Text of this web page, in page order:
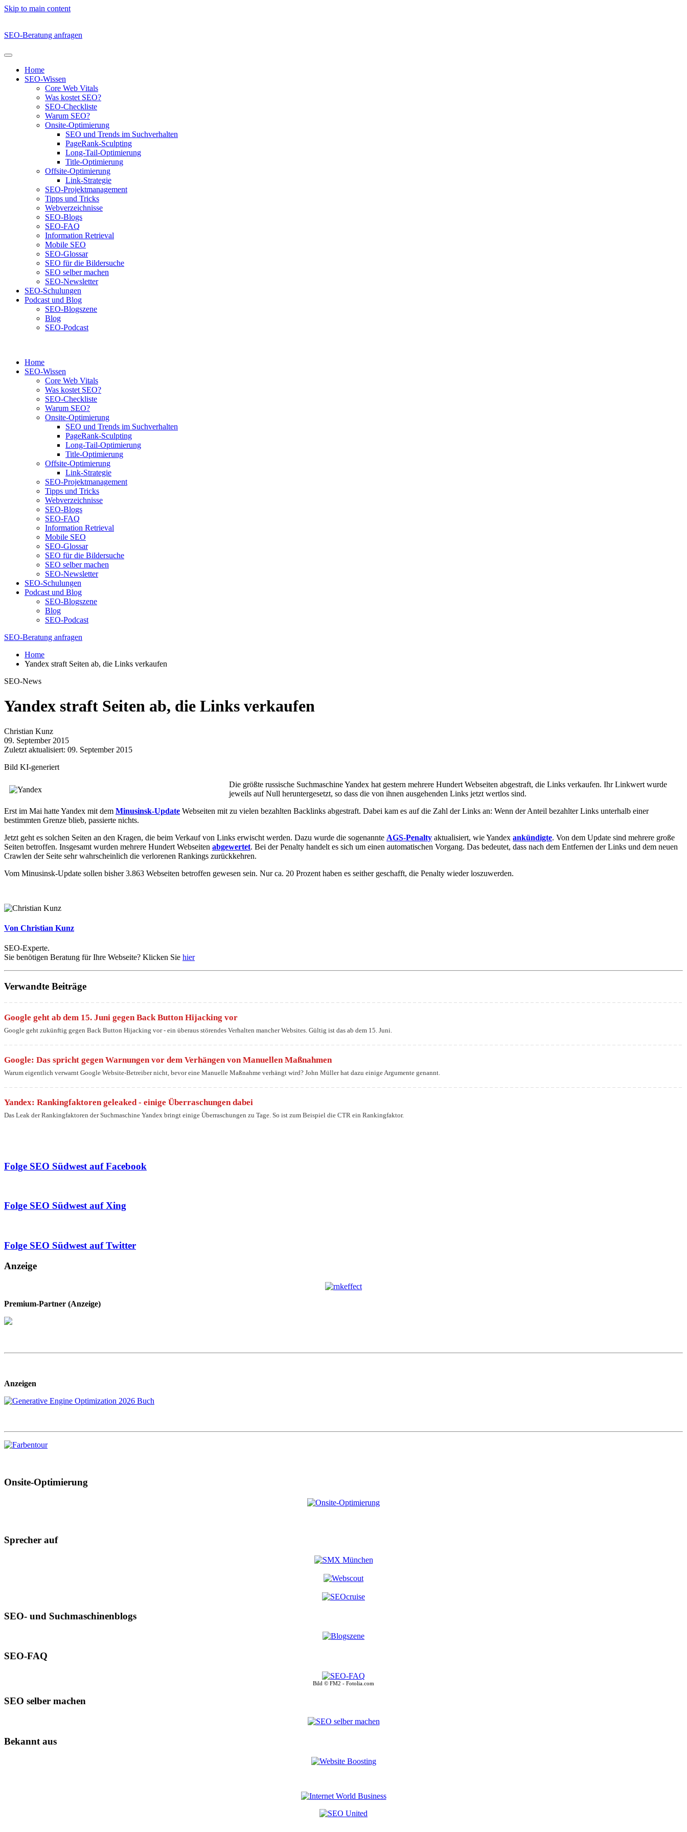
Skip to main content
SEO-Beratung anfragen
Home
SEO-Wissen
Core Web Vitals
Was kostet SEO?
SEO-Checkliste
Warum SEO?
Onsite-Optimierung
SEO und Trends im Suchverhalten
PageRank-Sculpting
Long-Tail-Optimierung
Title-Optimierung
Offsite-Optimierung
Link-Strategie
SEO-Projektmanagement
Tipps und Tricks
Webverzeichnisse
SEO-Blogs
SEO-FAQ
Information Retrieval
Mobile SEO
SEO-Glossar
SEO für die Bildersuche
SEO selber machen
SEO-Newsletter
SEO-Schulungen
Podcast und Blog
SEO-Blogszene
Blog
SEO-Podcast
Home
SEO-Wissen
Core Web Vitals
Was kostet SEO?
SEO-Checkliste
Warum SEO?
Onsite-Optimierung
SEO und Trends im Suchverhalten
PageRank-Sculpting
Long-Tail-Optimierung
Title-Optimierung
Offsite-Optimierung
Link-Strategie
SEO-Projektmanagement
Tipps und Tricks
Webverzeichnisse
SEO-Blogs
SEO-FAQ
Information Retrieval
Mobile SEO
SEO-Glossar
SEO für die Bildersuche
SEO selber machen
SEO-Newsletter
SEO-Schulungen
Podcast und Blog
SEO-Blogszene
Blog
SEO-Podcast
SEO-Beratung anfragen
Home
Yandex straft Seiten ab, die Links verkaufen
SEO-News
Yandex straft Seiten ab, die Links verkaufen
Christian Kunz
09. September 2015
Zuletzt aktualisiert: 09. September 2015
Bild KI-generiert
Die größte russische Suchmaschine Yandex hat gestern mehrere Hundert Webseiten abgestraft, die Links verkaufen. Ihr Linkwert wurde
jeweils auf Null heruntergesetzt, so dass die von ihnen ausgehenden Links jetzt wertlos sind.
Erst im Mai hatte Yandex mit dem Minusinsk-Update Webseiten mit zu vielen bezahlten Backlinks abgestraft. Dabei kam es auf die Zahl der Links an: Wenn der Anteil bezahlter Links unterhalb einer
bestimmten Grenze blieb, passierte nichts.
Jetzt geht es solchen Seiten an den Kragen, die beim Verkauf von Links erwischt werden. Dazu wurde die sogenannte AGS-Penalty aktualisiert, wie Yandex ankündigte. Von dem Update sind mehrere große
Seiten betroffen. Insgesamt wurden mehrere Hundert Webseiten abgewertet. Bei der Penalty handelt es sich um einen automatischen Vorgang. Das bedeutet, dass nach dem Entfernen der Links und dem neuen
Crawlen der Seite sehr wahrscheinlich die verlorenen Rankings zurückkehren.
Vom Minusinsk-Update sollen bisher 3.863 Webseiten betroffen gewesen sein. Nur ca. 20 Prozent haben es seither geschafft, die Penalty wieder loszuwerden.
Von Christian Kunz
SEO-Experte.
Sie benötigen Beratung für Ihre Webseite? Klicken Sie hier
Verwandte Beiträge
Google geht ab dem 15. Juni gegen Back Button Hijacking vor
Google geht zukünftig gegen Back Button Hijacking vor - ein überaus störendes Verhalten mancher Websites. Gültig ist das ab dem 15. Juni.
Google: Das spricht gegen Warnungen vor dem Verhängen von Manuellen Maßnahmen
Warum eigentlich verwarnt Google Website-Betreiber nicht, bevor eine Manuelle Maßnahme verhängt wird? John Müller hat dazu einige Argumente genannt.
Yandex: Rankingfaktoren geleaked - einige Überraschungen dabei
Das Leak der Rankingfaktoren der Suchmaschine Yandex bringt einige Überraschungen zu Tage. So ist zum Beispiel die CTR ein Rankingfaktor.
Folge SEO Südwest auf Facebook
Folge SEO Südwest auf Xing
Folge SEO Südwest auf Twitter
Anzeige
Premium-Partner (Anzeige)
Anzeigen
Onsite-Optimierung
Sprecher auf
SEO- und Suchmaschinenblogs
SEO-FAQ
Bild © FM2 - Fotolia.com
SEO selber machen
Bekannt aus